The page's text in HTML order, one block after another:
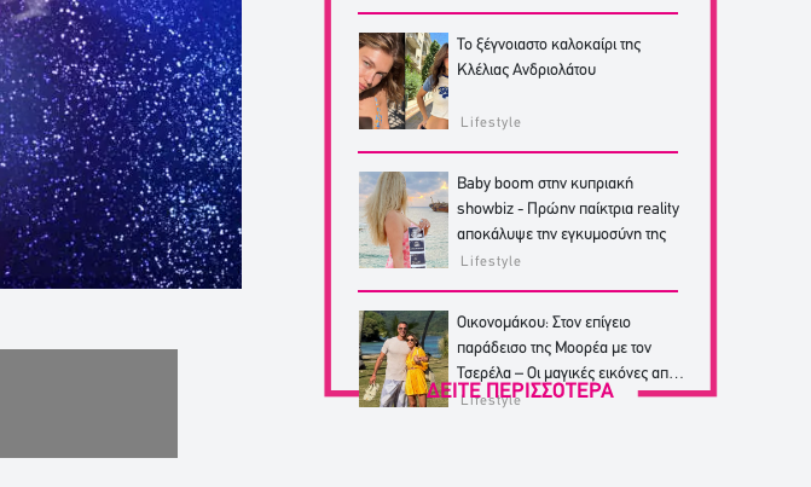
Το ξέγνοιαστο καλοκαίρι της
Κλέλιας Ανδριολάτου
Lifestyle
Baby boom στην κυπριακή
showbiz - Πρώην παίκτρια reality
αποκάλυψε την εγκυμοσύνη της
Lifestyle
Οικονομάκου: Στον επίγειο
παράδεισο της Μοορέα με τον
Τσερέλα – Οι μαγικές εικόνες από
από το ταξίδι
Lifestyle
ΔΕΙΤΕ ΠΕΡΙΣΣΟΤΕΡΑ